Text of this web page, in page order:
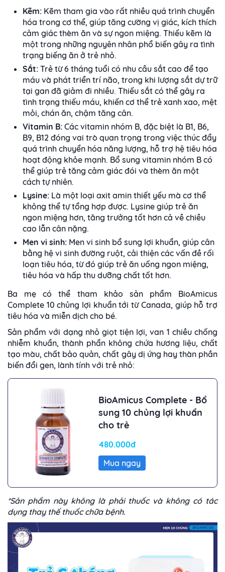
Kẽm: Kẽm tham gia vào rất nhiều quá trình chuyển
hóa trong cơ thể, giúp tăng cường vị giác, kích thích
cảm giác thèm ăn và sự ngon miệng. Thiếu kẽm là
một trong những nguyên nhân phổ biến gây ra tình
trạng biếng ăn ở trẻ nhỏ.
Sắt: Trẻ từ 6 tháng tuổi có nhu cầu sắt cao để tạo
máu và phát triển trí não, trong khi lượng sắt dự trữ
tại gan đã giảm đi nhiều. Thiếu sắt có thể gây ra
tình trạng thiếu máu, khiến cơ thể trẻ xanh xao, mệt
mỏi, chán ăn, chậm tăng cân.
Vitamin B: Các vitamin nhóm B, đặc biệt là B1, B6,
B9, B12 đóng vai trò quan trọng trong việc thúc đẩy
quá trình chuyển hóa năng lượng, hỗ trợ hệ tiêu hóa
hoạt động khỏe mạnh. Bổ sung vitamin nhóm B có
thể giúp trẻ tăng cảm giác đói và thèm ăn một
cách tự nhiên.
Lysine: Là một loại axit amin thiết yếu mà cơ thể
không thể tự tổng hợp được. Lysine giúp trẻ ăn
ngon miệng hơn, tăng trưởng tốt hơn cả về chiều
cao lẫn cân nặng.
Men vi sinh: Men vi sinh bổ sung lợi khuẩn, giúp cân
bằng hệ vi sinh đường ruột, cải thiện các vấn đề rối
loạn tiêu hóa, từ đó giúp trẻ ăn uống ngon miệng,
tiêu hóa và hấp thu dưỡng chất tốt hơn.
Ba mẹ có thể tham khảo sản phẩm BioAmicus
Complete 10 chủng lợi khuẩn tới từ Canada, giúp hỗ trợ
tiêu hóa và miễn dịch cho bé.
Sản phẩm với dạng nhỏ giọt tiện lợi, van 1 chiều chống
nhiễm khuẩn, thành phẩn không chứa hương liệu, chất
tạo màu, chất bảo quản, chất gây dị ứng hay thàn phần
biến đổi gen, lành tính với trẻ nhỏ:
BioAmicus Complete - Bổ
sung 10 chủng lợi khuẩn
cho trẻ
480.000đ
Mua ngay
*Sản phẩm này không là phải thuốc và không có tác
dụng thay thế thuốc chữa bệnh.